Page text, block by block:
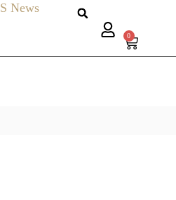
S News
0